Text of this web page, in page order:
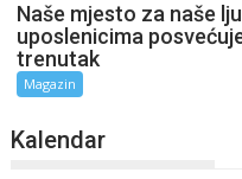
Naše mjesto za naše
uposlenicima
trenutak
Magazin
Kalendar